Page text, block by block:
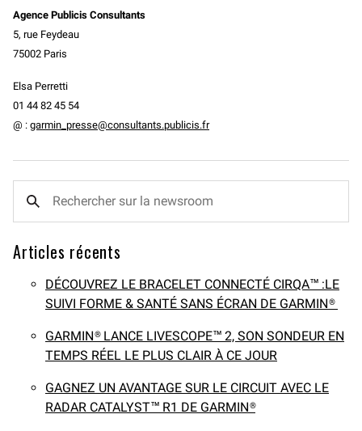
Agence Publicis Consultants
5, rue Feydeau
75002 Paris
Elsa Perretti
01 44 82 45 54
@ : garmin_presse@consultants.publicis.fr
Articles récents
DÉCOUVREZ LE BRACELET CONNECTÉ CIRQA™ :LE
SUIVI FORME & SANTÉ SANS ÉCRAN DE GARMIN®
GARMIN® LANCE LIVESCOPE™ 2, SON SONDEUR EN
TEMPS RÉEL LE PLUS CLAIR À CE JOUR
GAGNEZ UN AVANTAGE SUR LE CIRCUIT AVEC LE
RADAR CATALYST™ R1 DE GARMIN®